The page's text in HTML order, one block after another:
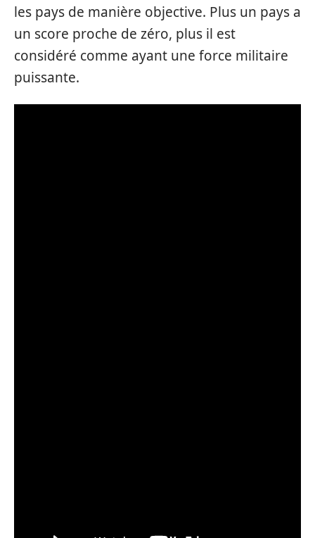
les pays de manière objective. Plus un pays a
un score proche de zéro, plus il est
considéré comme ayant une force militaire
puissante.